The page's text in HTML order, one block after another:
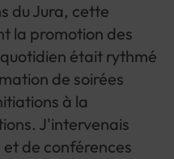
du Jura, cette
la promotion des
était rythmé
de soirées
à la
J'intervenais
de conférences